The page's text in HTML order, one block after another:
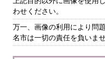
わせください。
万一、画像の利用により問
名市は一切の責任を負いませ